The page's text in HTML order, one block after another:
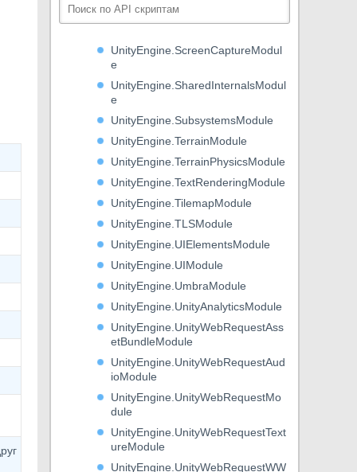
UnityEngine.Physics2DModule
UnityEngine.ScreenCaptureModul
e
UnityEngine.SharedInternalsModul
e
UnityEngine.SubsystemsModule
UnityEngine.TerrainModule
UnityEngine.TerrainPhysicsModule
UnityEngine.TextRenderingModule
UnityEngine.TilemapModule
UnityEngine.TLSModule
UnityEngine.UIElementsModule
UnityEngine.UIModule
UnityEngine.UmbraModule
UnityEngine.UnityAnalyticsModule
UnityEngine.UnityWebRequestAss
etBundleModule
UnityEngine.UnityWebRequestAud
ioModule
UnityEngine.UnityWebRequestMo
dule
UnityEngine.UnityWebRequestText
ureModule
UnityEngine.UnityWebRequestWW